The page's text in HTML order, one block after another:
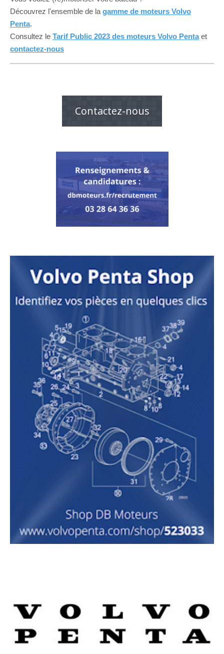
Découvrez l'ensemble de la gamme de moteurs Volvo
Penta.
Consultez le Tarif Public 2023 des moteurs Volvo Penta et
contactez-nous
Contactez-nous